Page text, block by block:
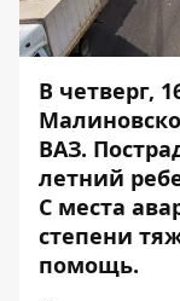
В четверг,
ВАЗ.
летний
С места
степени
помощь.